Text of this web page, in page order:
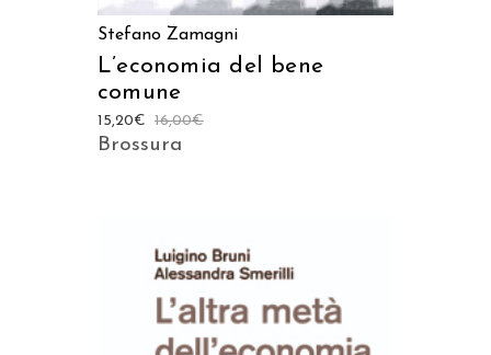
Stefano Zamagni
L’economia del bene
comune
16,00€
15,20€
Brossura